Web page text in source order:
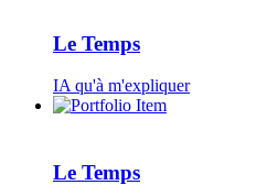
Le Temps
IA qu'à m'expliquer
Le Temps